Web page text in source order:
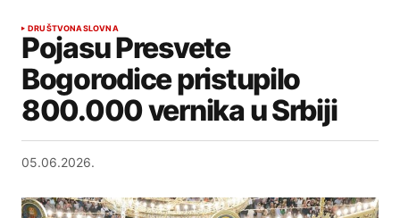
DRUŠTVONASLOVNA
Pojasu Presvete
Bogorodice pristupilo
800.000 vernika u Srbiji
05.06.2026.